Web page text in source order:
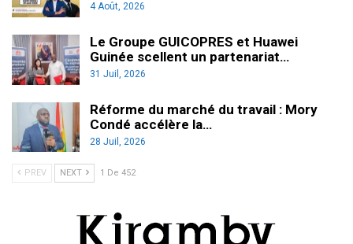
4 Août, 2026
Le Groupe GUICOPRES et Huawei
Guinée scellent un partenariat…
31 Juil, 2026
Réforme du marché du travail : Mory
Condé accélère la…
28 Juil, 2026
PREV NEXT 1 De 452